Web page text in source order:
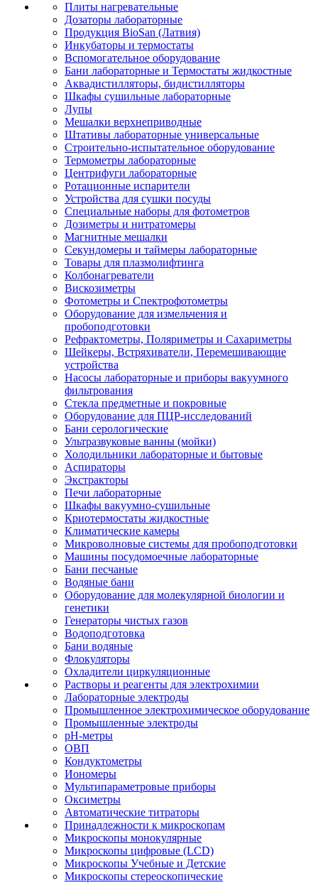
Плиты нагревательные
Дозаторы лабораторные
Продукция BioSan (Латвия)
Инкубаторы и термостаты
Вспомогательное оборудование
Бани лабораторные и Термостаты жидкостные
Аквадистилляторы, бидистилляторы
Шкафы сушильные лабораторные
Лупы
Мешалки верхнеприводные
Штативы лабораторные универсальные
Строительно-испытательное оборудование
Термометры лабораторные
Центрифуги лабораторные
Ротационные испарители
Устройства для сушки посуды
Специальные наборы для фотометров
Дозиметры и нитратомеры
Магнитные мешалки
Секундомеры и таймеры лабораторные
Товары для плазмолифтинга
Колбонагреватели
Вискозиметры
Фотометры и Спектрофотометры
Оборудование для измельчения и
пробоподготовки
Рефрактометры, Поляриметры и Сахариметры
Шейкеры, Встряхиватели, Перемешивающие
устройства
Насосы лабораторные и приборы вакуумного
фильтрования
Стекла предметные и покровные
Оборудование для ПЦР-исследований
Бани серологические
Ультразвуковые ванны (мойки)
Холодильники лабораторные и бытовые
Аспираторы
Экстракторы
Печи лабораторные
Шкафы вакуумно-сушильные
Криотермостаты жидкостные
Климатические камеры
Микроволновые системы для пробоподготовки
Машины посудомоечные лабораторные
Бани песчаные
Водяные бани
Оборудование для молекулярной биологии и
генетики
Генераторы чистых газов
Водоподготовка
Бани водяные
Флокуляторы
Охладители циркуляционные
Растворы и реагенты для электрохимии
Лабораторные электроды
Промышленное электрохимическое оборудование
Промышленные электроды
pH-метры
ОВП
Кондуктометры
Иономеры
Мультипараметровые приборы
Оксиметры
Автоматические титраторы
Принадлежности к микроскопам
Микроскопы монокулярные
Микроскопы цифровые (LCD)
Микроскопы Учебные и Детские
Микроскопы стереоскопические